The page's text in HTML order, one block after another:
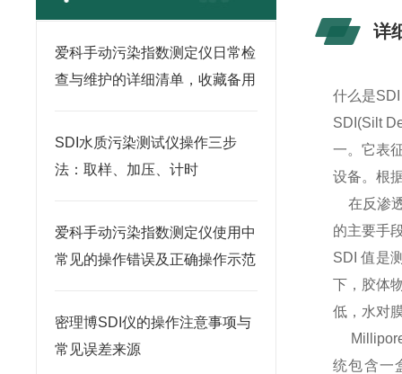
爱科手动污染指数测定仪日常检
查与维护的详细清单，收藏备用
SDI水质污染测试仪操作三步
法：取样、加压、计时
爱科手动污染指数测定仪使用中
常见的操作错误及正确操作示范
密理博SDI仪的操作注意事项与
常见误差来源
详
什么是SDI
SDI(Silt
一。它表
设备。根
在反渗
的主要手
SDI 值是
下，胶体
低，水对
Millipore
统包含一